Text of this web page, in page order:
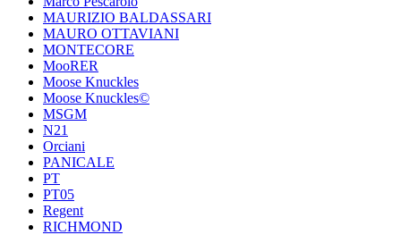
MAURIZIO BALDASSARI
MAURO OTTAVIANI
MONTECORE
MooRER
Moose Knuckles
Moose Knuckles©️
MSGM
N21
Orciani
PANICALE
PT
PT05
Regent
RICHMOND